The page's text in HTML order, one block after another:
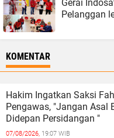
Gerai
Pelanggan
KOMENTAR
Hakim Ingatkan Saksi
Pengawas, "Jangan Asal
Didepan Persidangan "
07/08/2026, 19:07 WIB